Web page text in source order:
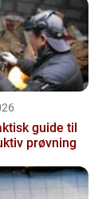
guide til
prøvning